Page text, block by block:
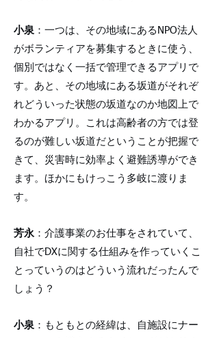
小泉 ：一つは、その地域にあるNPO法人
がボランティアを募集するときに使う、
個別ではなく一括で管理できるアプリで
す。あと、その地域にある坂道がそれぞ
れどういった状態の坂道なのか地図上で
わかるアプリ。これは高齢者の方では登
るのが難しい坂道だということが把握で
きて、災害時に効率よく避難誘導ができ
ます。ほかにもけっこう多岐に渡りま
す。
芳永：介護事業のお仕事をされていて、
自社でDXに関する仕組みを作っていくこ
とっていうのはどういう流れだったんで
しょう？
小泉 ：もともとの経緯は、自施設にナー